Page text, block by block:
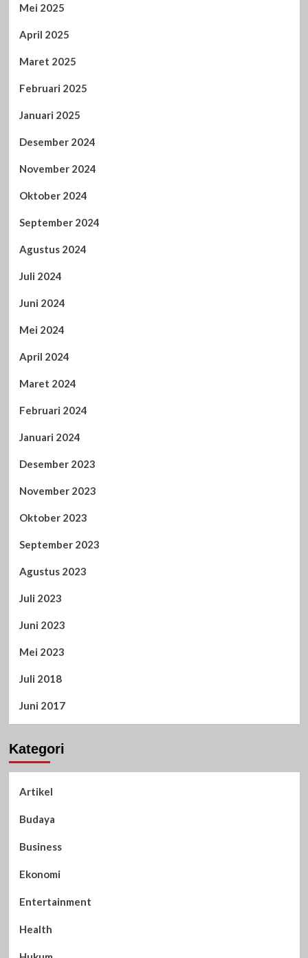
Mei 2025
April 2025
Maret 2025
Februari 2025
Januari 2025
Desember 2024
November 2024
Oktober 2024
September 2024
Agustus 2024
Juli 2024
Juni 2024
Mei 2024
April 2024
Maret 2024
Februari 2024
Januari 2024
Desember 2023
November 2023
Oktober 2023
September 2023
Agustus 2023
Juli 2023
Juni 2023
Mei 2023
Juli 2018
Juni 2017
Kategori
Artikel
Budaya
Business
Ekonomi
Entertainment
Health